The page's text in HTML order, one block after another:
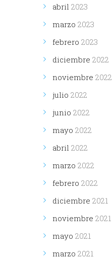
abril 2023
marzo 2023
febrero 2023
diciembre 2022
noviembre 2022
julio 2022
junio 2022
mayo 2022
abril 2022
marzo 2022
febrero 2022
diciembre 2021
noviembre 2021
mayo 2021
marzo 2021